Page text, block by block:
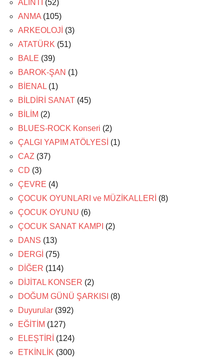
ALINTI
(52)
ANMA (105)
ARKEOLOJİ (3)
ATATÜRK (51)
BALE (39)
BAROK-ŞAN (1)
BİENAL (1)
BİLDİRİ SANAT (45)
BİLİM (2)
BLUES-ROCK Konseri (2)
ÇALGI YAPIM ATÖLYESİ (1)
CAZ (37)
CD (3)
ÇEVRE (4)
ÇOCUK OYUNLARI ve MÜZİKALLERİ (8)
ÇOCUK OYUNU (6)
ÇOCUK SANAT KAMPI (2)
DANS (13)
DERGİ (75)
DİĞER (114)
DİJİTAL KONSER (2)
DOĞUM GÜNÜ ŞARKISI (8)
Duyurular (392)
EĞİTİM (127)
ELEŞTİRİ (124)
ETKİNLİK (300)